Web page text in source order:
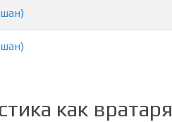
как вратаря